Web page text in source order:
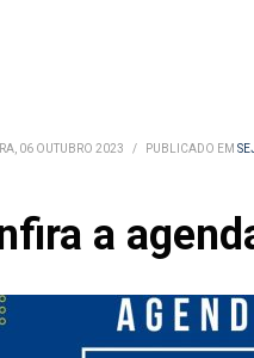
06 OUTUBRO 2023 / PUBLICADO EM
a